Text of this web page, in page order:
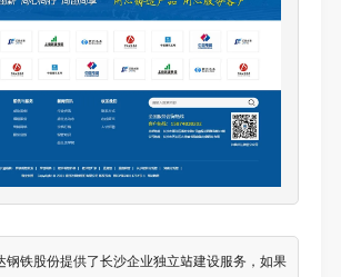
钢铁股份提供了长沙企业独立站建设服务，如果